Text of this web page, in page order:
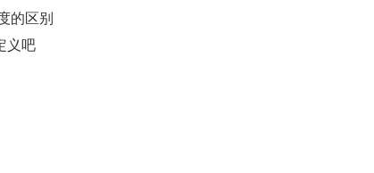
的区别
义吧